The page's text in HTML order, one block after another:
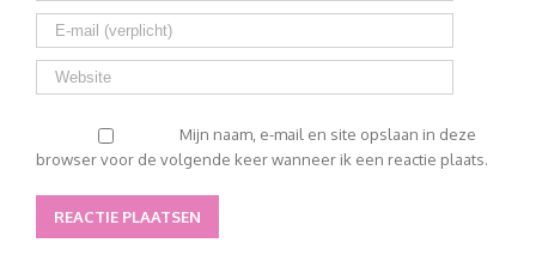
Mijn naam, e-mail en site opslaan in deze
browser voor de volgende keer wanneer ik een reactie plaats.